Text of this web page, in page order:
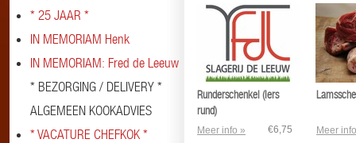
* 25 JAAR *
IN MEMORIAM Henk
IN MEMORIAM: Fred de Leeuw
* BEZORGING / DELIVERY *
ALGEMEEN KOOKADVIES
* VACATURE CHEFKOK *
Runderschenkel (Iers
rund)
Meer info » €6,75 Meer